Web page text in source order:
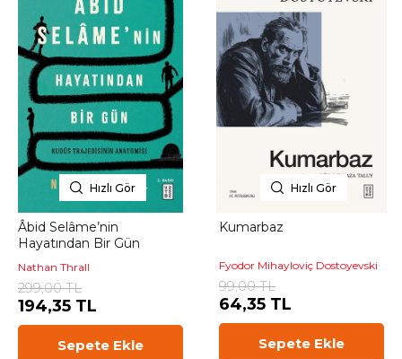
Hızlı Gör
Âbid Selâme’nin
Hayatından Bir Gün
Nathan Thrall
299,00 TL
194,35 TL
Sepete Ekle
Hızlı Gör
Kumarbaz
Fyodor Mihayloviç Dostoyevski
99,00 TL
64,35 TL
Sepete Ekle